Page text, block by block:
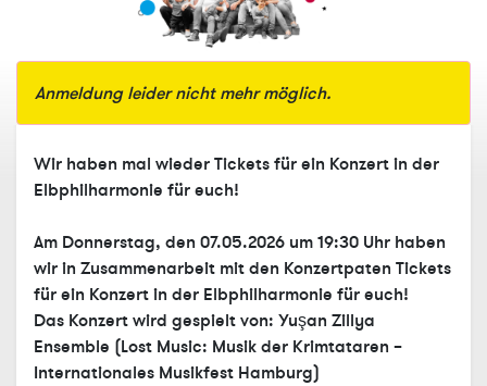
Anmeldung leider nicht mehr möglich.
Wir haben mal wieder Tickets für ein Konzert in der
Elbphilharmonie für euch!
Am Donnerstag, den 07.05.2026 um 19:30 Uhr haben
wir in Zusammenarbeit mit den Konzertpaten Tickets
für ein Konzert in der Elbphilharmonie für euch!
Das Konzert wird gespielt von: Yuşan Zillya
Ensemble (Lost Music: Musik der Krimtataren –
Internationales Musikfest Hamburg)